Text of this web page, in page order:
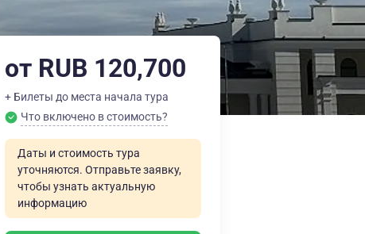
от RUB 120,700
+ Билеты до места начала тура
Что включено в стоимость?
Даты и стоимость тура
уточняются. Отправьте заявку,
чтобы узнать актуальную
информацию